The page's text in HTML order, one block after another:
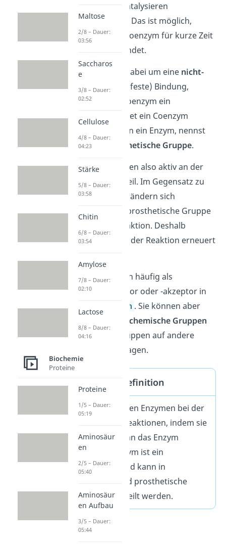
Reaktionen zu katalysieren
(beschleunigen). Das ist möglich,
indem sich das Coenzym für kurze Zeit
an das Enzym bindet.
Handelt es sich dabei um eine nicht-
kovalente(nicht feste) Bindung,
nennst du das Coenzym ein
Cosubstrat
. Bindet ein Coenzym
(fest) an ein Enzym, nennst
du es eine
prosthetische Gruppe.
Coenzyme nehmen also aktiv an der
Enzymreaktion teil. Im Gegensatz zu
einem Enzym verändern sich
Cosubstrat und prosthetische Gruppe
während der Reaktion. Deshalb
müssen sie nach der Reaktion erneuert
Coenzyme dienen häufig als
Elektronendonator oder -akzeptor in
Redoxreaktionen . Sie können aber
chemische Gruppen
wie Phosphatgruppen auf andere
Moleküle übertragen.
Coenzyme Definition
Coenzyme helfen Enzymen bei der
Katalyse von Reaktionen, indem sie
für kurze Zeit an das Enzym
binden. Coenzym ist ein
Überbegriff und kann in
Cosubstrat und prosthetische
Gruppe unterteilt werden.
Maltose
2/8 – Dauer:
03:56
Saccharos
e
3/8 – Dauer:
02:52
Cellulose
4/8 – Dauer:
04:23
Stärke
5/8 – Dauer:
03:58
Chitin
6/8 – Dauer:
03:54
Amylose
7/8 – Dauer:
02:10
Lactose
8/8 – Dauer:
04:16
Biochemie
Proteine
Proteine
1/5 – Dauer:
05:19
Aminosäur
en
2/5 – Dauer:
05:40
Aminosäur
en Aufbau
3/5 – Dauer:
05:44